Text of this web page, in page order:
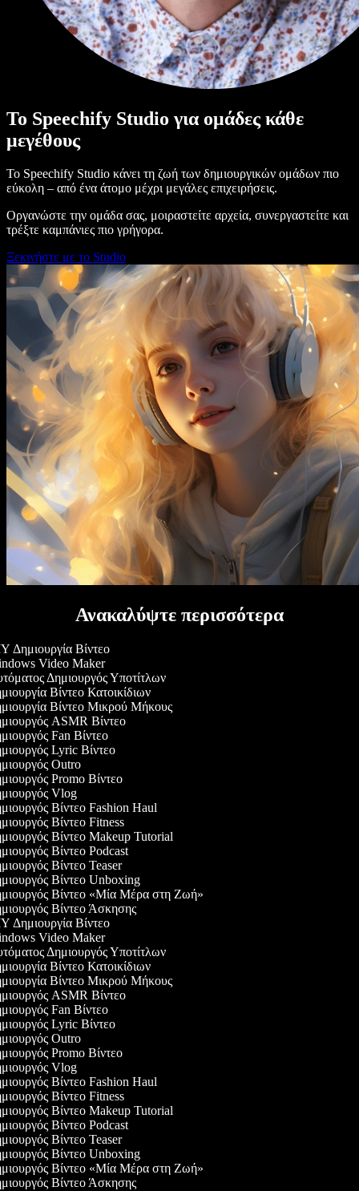
Το Speechify Studio για ομάδες κάθε
μεγέθους
Το Speechify Studio κάνει τη ζωή των δημιουργικών ομάδων πιο
εύκολη – από ένα άτομο μέχρι μεγάλες επιχειρήσεις.
Οργανώστε την ομάδα σας, μοιραστείτε αρχεία, συνεργαστείτε και
τρέξτε καμπάνιες πιο γρήγορα.
Ξεκινήστε με το Studio
Ανακαλύψτε περισσότερα
Δημιουργία Βίντεο
Video Maker
Δημιουργός Υποτίτλων
Βίντεο Κατοικίδιων
Βίντεο Μικρού Μήκους
ASMR Βίντεο
Fan Βίντεο
Lyric Βίντεο
Outro
Promo Βίντεο
Vlog
Βίντεο Fashion Haul
Βίντεο Fitness
Βίντεο Makeup Tutorial
Βίντεο Podcast
Βίντεο Teaser
Βίντεο Unboxing
Βίντεο «Μία Μέρα στη Ζωή»
Βίντεο Άσκησης
Δημιουργία Βίντεο
Video Maker
Δημιουργός Υποτίτλων
Βίντεο Κατοικίδιων
Βίντεο Μικρού Μήκους
ASMR Βίντεο
Fan Βίντεο
Lyric Βίντεο
Outro
Promo Βίντεο
Vlog
Βίντεο Fashion Haul
Βίντεο Fitness
Βίντεο Makeup Tutorial
Βίντεο Podcast
Βίντεο Teaser
Βίντεο Unboxing
Βίντεο «Μία Μέρα στη Ζωή»
Βίντεο Άσκησης